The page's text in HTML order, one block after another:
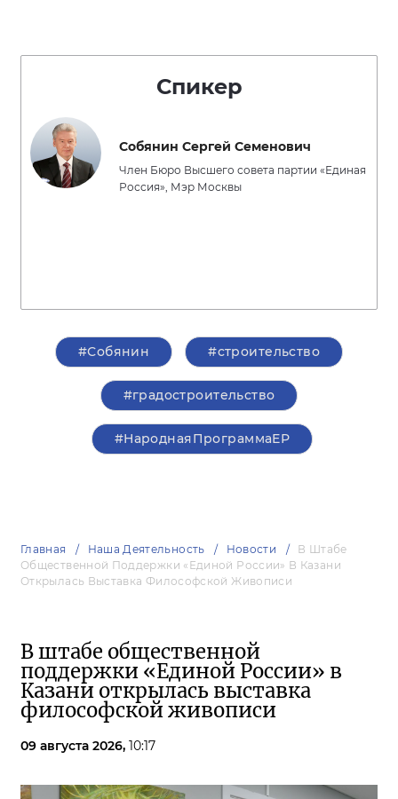
Спикер
Собянин Сергей Семенович
Член Бюро Высшего совета партии «Единая
Россия», Мэр Москвы
#Собянин #строительство
#градостроительство
#НароднаяПрограммаЕР
Главная Наша Деятельность Новости
В Штабе
Общественной Поддержки «Единой России» В Казани
Открылась Выставка Философской Живописи
В штабе общественной
поддержки «Единой России» в
Казани открылась выставка
философской живописи
09 августа 2026, 10:17